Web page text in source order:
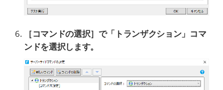
［コマンドの選択］で「トランザクション」コマ
ンドを選択します。